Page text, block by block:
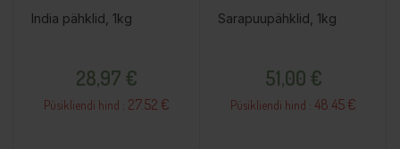
India pähklid, 1kg
28,97 €
Püsikliendi hind : 27.52 €
Sarapuupähklid, 1kg
51,00 €
Püsikliendi hind : 48.45 €